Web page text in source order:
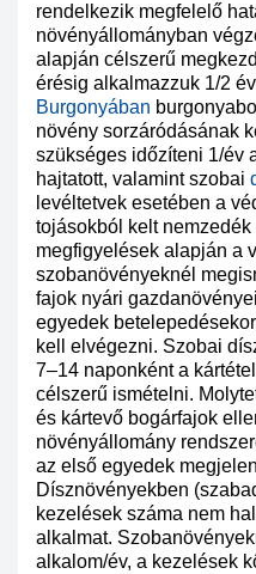
rendelkezik megfelelő
növényállományban
alapján célszerű
érésig alkalmazzuk 1/2
Burgonyában
növény sorzáródásának
szükséges időzíteni 1/év
hajtatott, valamint szobai
levéltetvek esetében a
tojásokból kelt
megfigyelések alapján a
szobanövényeknél
fajok nyári
egyedek
kell elvégezni. Szobai
7–14 naponként a
célszerű ismételni.
és kártevő bogárfajok
növényállomány
az első egyedek
Dísznövényekben
kezelések száma nem
alkalmat.
alkalom/év, a kezelések